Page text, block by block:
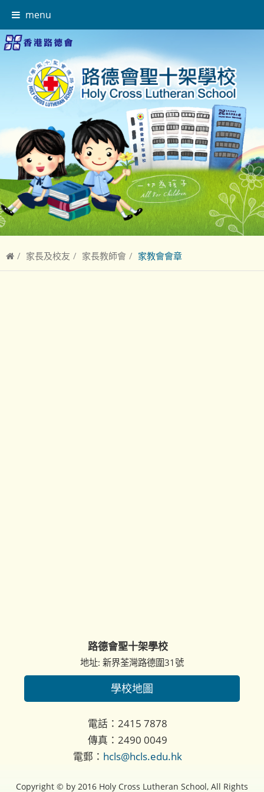
menu
家長及校友 家長教師會 家教會會章
路德會聖十架學校
地址: 新界荃灣路德圍31號
學校地圖
電話：2415 7878
傳真：2490 0049
電郵： hcls@hcls.edu.hk
Copyright © by 2016 Holy Cross Lutheran School, All Rights